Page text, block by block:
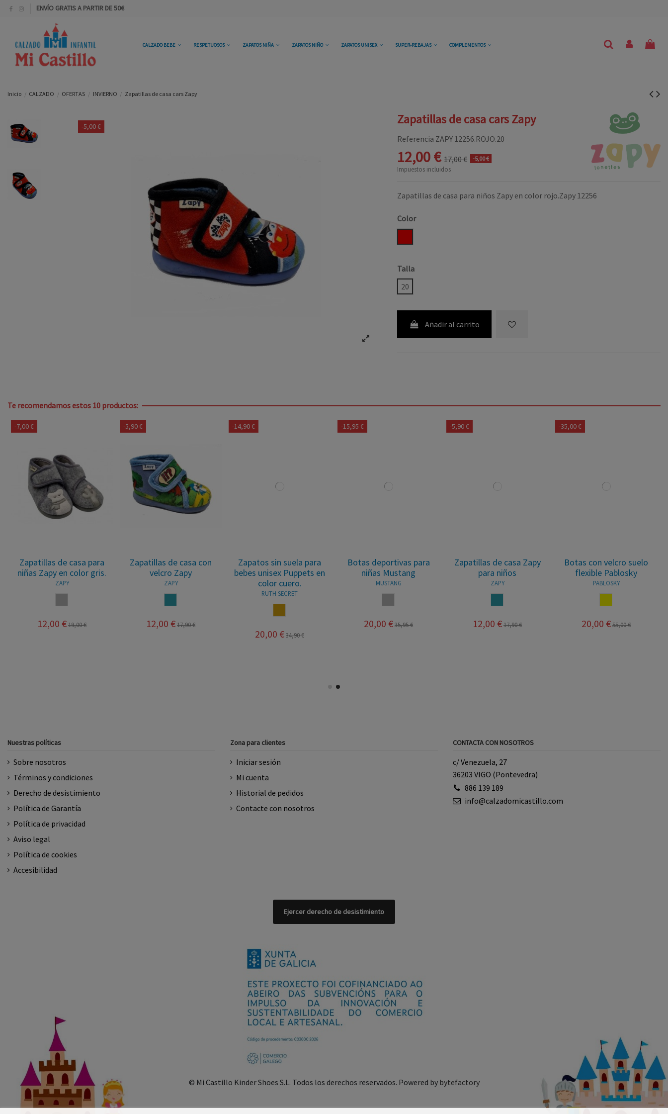
ENVÍO GRATIS A PARTIR DE 50€
CALZADO BEBE RESPETUOSOS ZAPATOS NIÑA ZAPATOS NIÑO ZAPATOS UNISEX SUPER-REBAJAS COMPLEMENTOS
Inicio CALZADO OFERTAS INVIERNO Zapatillas de casa cars Zapy
-5,00 € Zapatillas de casa cars Zapy
Referencia ZAPY 12256.ROJO.20
12,00 € 17,00 € -5,00 €
Impuestos incluidos
Zapatillas de casa para niños Zapy en color rojo.Zapy 12256
Color
Talla
20
Añadir al carrito
Te recomendamos estos 10 productos:
-7,00 €
Zapatillas de casa para
niñas Zapy en color gris.
ZAPY
12,00 €19,00 €
-5,90 €
Zapatillas de casa con
velcro Zapy
ZAPY
12,00 €17,90 €
-14,90 €
Zapatos sin suela para
bebes unisex Puppets en
color cuero.
RUTH SECRET
20,00 €34,90 €
-15,95 €
Botas deportivas para
niñas Mustang
MUSTANG
20,00 €35,95 €
-5,90 €
Zapatillas de casa Zapy
para niños
ZAPY
12,00 €17,90 €
-35,00 €
Botas con velcro suelo
flexible Pablosky
PABLOSKY
20,00 €55,00 €
Nuestras políticas
Sobre nosotros
Términos y condiciones
Derecho de desistimiento
Política de Garantía
Política de privacidad
Aviso legal
Política de cookies
Accesibilidad
Zona para clientes
Iniciar sesión
Mi cuenta
Historial de pedidos
Contacte con nosotros
CONTACTA CON NOSOTROS
c/ Venezuela, 27
36203 VIGO (Pontevedra)
886 139 189
info@calzadomicastillo.com
Ejercer derecho de desistimiento
© Mi Castillo Kinder Shoes S.L. Todos los derechos reservados. Powered by bytefactory